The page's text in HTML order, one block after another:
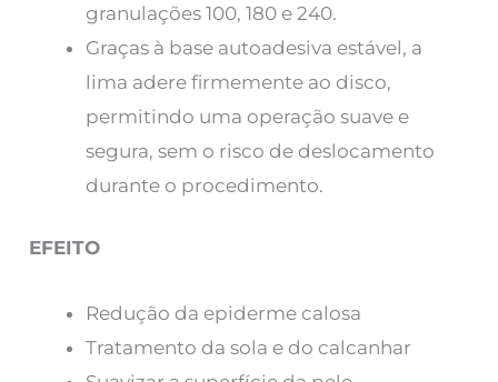
granulações 100, 180 e 240.
Graças à base autoadesiva estável, a
lima adere firmemente ao disco,
permitindo uma operação suave e
segura, sem o risco de deslocamento
durante o procedimento.
EFEITO
Redução da epiderme calosa
Tratamento da sola e do calcanhar